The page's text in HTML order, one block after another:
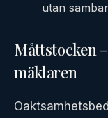
utan
Måttstocken
mäklaren